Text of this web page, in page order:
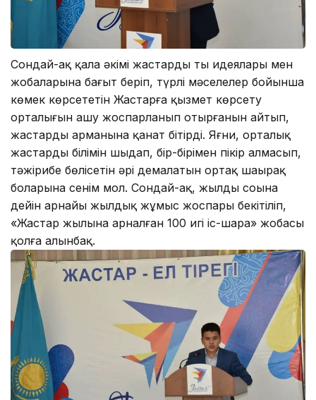
Сондай-ақ қала әкімі жастардың тың идеялары мен
жобаларына бағыт беріп, түрлі мәселелер бойынша
көмек көрсететін Жастарға қызмет көрсету
орталығын ашу жоспарланып отырғанын айтып,
жастардың арманына қанат бітірді. Яғни, орталық
жастардың білімін шыңдап, бір-бірімен пікір алмасып,
тәжірибе бөлісетін әрі демалатын ортақ шаңырақ
боларына сенім мол. Сондай-ақ, жылдың соңына
дейін арнайы жылдық жұмыс жоспары бекітіліп,
«Жастар жылына арналған 100 игі іс-шара» жобасы
қолға алынбақ.